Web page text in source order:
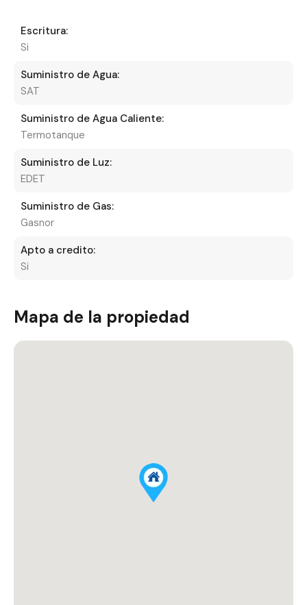
Escritura:
Si
Suministro de Agua:
SAT
Suministro de Agua Caliente:
Termotanque
Suministro de Luz:
EDET
Suministro de Gas:
Gasnor
Apto a credito:
Si
Mapa de la propiedad